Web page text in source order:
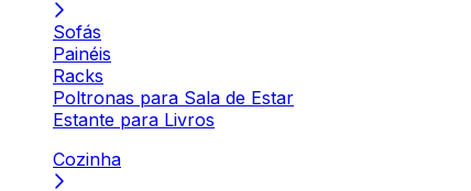
Sofás
Painéis
Racks
Poltronas para Sala de Estar
Estante para Livros
Cozinha